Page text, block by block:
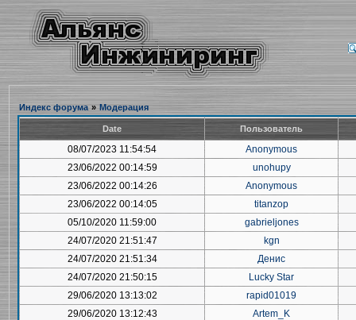
Индекс форума » Модерация
Date Пользователь
08/07/2023 11:54:54
Anonymous
23/06/2022 00:14:59
unohupy
23/06/2022 00:14:26
Anonymous
23/06/2022 00:14:05
titanzop
05/10/2020 11:59:00
gabrieljones
24/07/2020 21:51:47
kgn
24/07/2020 21:51:34
Денис
24/07/2020 21:50:15
Lucky Star
29/06/2020 13:13:02
rapid01019
29/06/2020 13:12:43
Artem_K